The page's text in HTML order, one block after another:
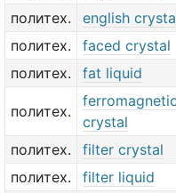
политех.
english
политех.
faced crystal
политех.
fat liquid
политех.
ferromagnetic
crystal
политех. filter crystal
политех.
filter liquid